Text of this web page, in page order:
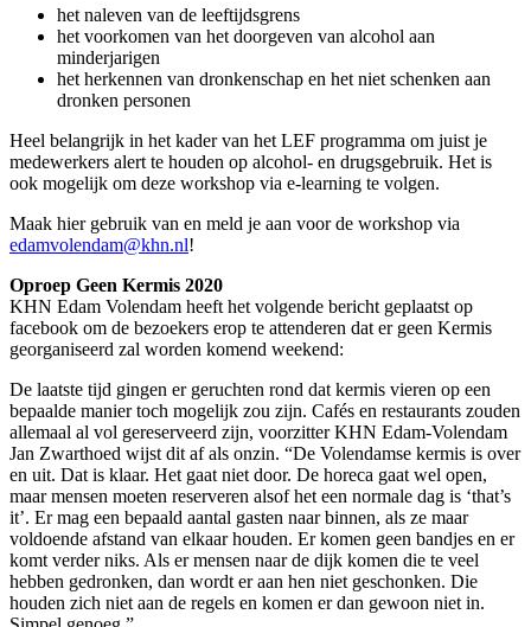
het naleven van de leeftijdsgrens
het voorkomen van het doorgeven van alcohol aan
minderjarigen
het herkennen van dronkenschap en het niet schenken aan
dronken personen
Heel belangrijk in het kader van het LEF programma om juist je
medewerkers alert te houden op alcohol- en drugsgebruik. Het is
ook mogelijk om deze workshop via e-learning te volgen.
Maak hier gebruik van en meld je aan voor de workshop via
edamvolendam@khn.nl!
Oproep Geen Kermis 2020
KHN Edam Volendam heeft het volgende bericht geplaatst op
facebook om de bezoekers erop te attenderen dat er geen Kermis
georganiseerd zal worden komend weekend:
De laatste tijd gingen er geruchten rond dat kermis vieren op een
bepaalde manier toch mogelijk zou zijn. Cafés en restaurants zouden
allemaal al vol gereserveerd zijn, voorzitter KHN Edam-Volendam
Jan Zwarthoed wijst dit af als onzin. “De Volendamse kermis is over
en uit. Dat is klaar. Het gaat niet door. De horeca gaat wel open,
maar mensen moeten reserveren alsof het een normale dag is ‘that’s
it’. Er mag een bepaald aantal gasten naar binnen, als ze maar
voldoende afstand van elkaar houden. Er komen geen bandjes en er
komt verder niks. Als er mensen naar de dijk komen die te veel
hebben gedronken, dan wordt er aan hen niet geschonken. Die
houden zich niet aan de regels en komen er dan gewoon niet in.